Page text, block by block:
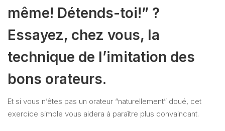
même! Détends-toi!” ?
Essayez, chez vous, la
technique de l’imitation des
bons orateurs.
Et si vous n’êtes pas un orateur “naturellement” doué, cet
exercice simple vous aidera à paraître plus convaincant.